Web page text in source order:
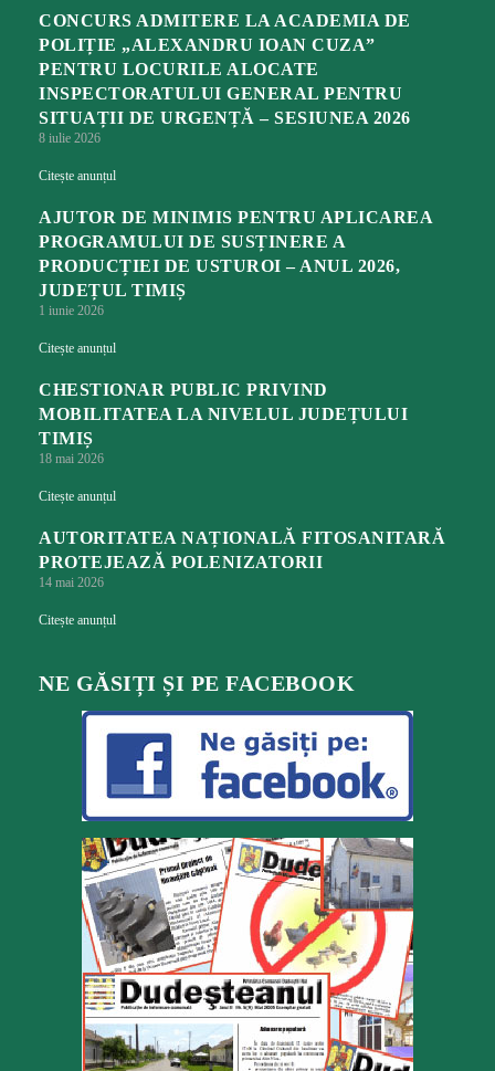
CONCURS ADMITERE LA ACADEMIA DE
POLIȚIE „ALEXANDRU IOAN CUZA”
PENTRU LOCURILE ALOCATE
INSPECTORATULUI GENERAL PENTRU
SITUAȚII DE URGENȚĂ – SESIUNEA 2026
8 iulie 2026
Citește anunțul
AJUTOR DE MINIMIS PENTRU APLICAREA
PROGRAMULUI DE SUSȚINERE A
PRODUCȚIEI DE USTUROI – ANUL 2026,
JUDEȚUL TIMIȘ
1 iunie 2026
Citește anunțul
CHESTIONAR PUBLIC PRIVIND
MOBILITATEA LA NIVELUL JUDEȚULUI
TIMIȘ
18 mai 2026
Citește anunțul
AUTORITATEA NAȚIONALĂ FITOSANITARĂ
PROTEJEAZĂ POLENIZATORII
14 mai 2026
Citește anunțul
NE GĂSIȚI ȘI PE FACEBOOK